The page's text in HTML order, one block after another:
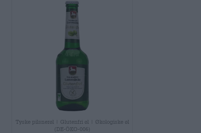
Tyske pilsnerøl | Glutenfri øl | Økologiske øl
(DE-ÖKO-006)